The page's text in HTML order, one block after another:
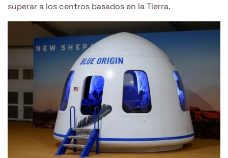
superar a los centros basados en la Tierra.